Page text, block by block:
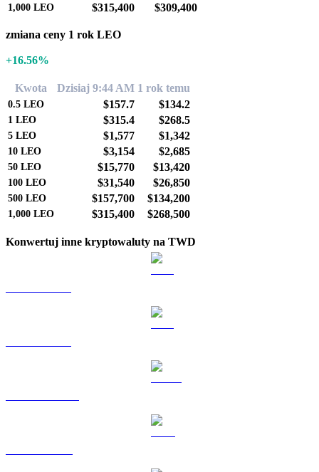
1,000 LEO $315,400 $309,400
zmiana ceny 1 rok LEO
+16.56%
Kwota Dzisiaj 9:44 AM 1 rok temu
0.5 LEO $157.7 $134.2
1 LEO $315.4 $268.5
5 LEO $1,577 $1,342
10 LEO $3,154 $2,685
50 LEO $15,770 $13,420
100 LEO $31,540 $26,850
500 LEO $157,700 $134,200
1,000 LEO $315,400 $268,500
Konwertuj inne kryptowaluty na TWD